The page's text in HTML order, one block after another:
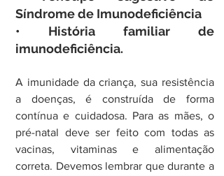
Síndrome de Imunodeficiência
• História familiar de
imunodeficiência.
A imunidade da criança, sua resistência
a doenças, é construída de forma
contínua e cuidadosa. Para as mães, o
pré-natal deve ser feito com todas as
vacinas, vitaminas e alimentação
correta. Devemos lembrar que durante a